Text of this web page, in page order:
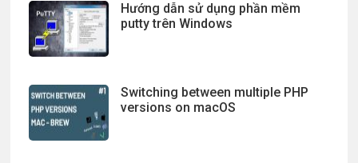
Hướng dẫn sử dụng phần mềm
putty trên Windows
Switching between multiple PHP
versions on macOS